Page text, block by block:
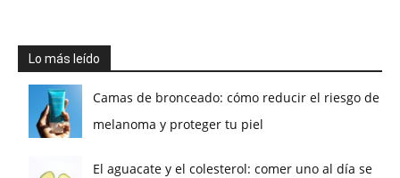
Lo más leído
Camas de bronceado: cómo reducir el riesgo de
melanoma y proteger tu piel
El aguacate y el colesterol: comer uno al día se